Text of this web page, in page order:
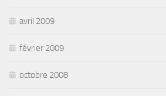
avril 2009
février 2009
octobre 2008